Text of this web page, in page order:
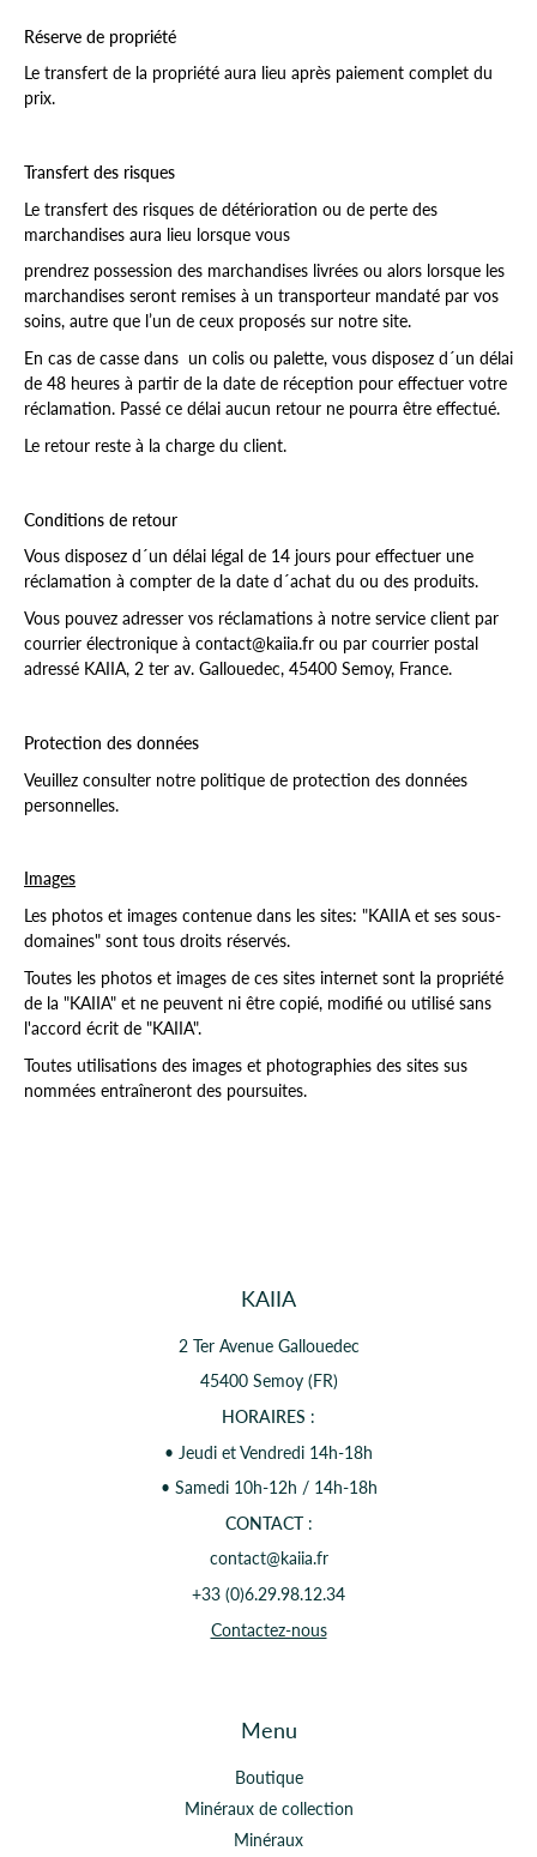
Réserve de propriété
Le transfert de la propriété aura lieu après paiement complet du
prix.
Transfert des risques
Le transfert des risques de détérioration ou de perte des
marchandises aura lieu lorsque vous
prendrez possession des marchandises livrées ou alors lorsque les
marchandises seront remises à un transporteur mandaté par vos
soins, autre que l’un de ceux proposés sur notre site.
En cas de casse dans un colis ou palette, vous disposez d´un délai
de 48 heures à partir de la date de réception pour effectuer votre
réclamation. Passé ce délai aucun retour ne pourra être effectué.
Le retour reste à la charge du client.
Conditions de retour
Vous disposez d´un délai légal de 14 jours pour effectuer une
réclamation à compter de la date d´achat du ou des produits.
Vous pouvez adresser vos réclamations à notre service client par
courrier électronique à contact@kaiia.fr ou par courrier postal
adressé KAIIA, 2 ter av. Gallouedec, 45400 Semoy, France.
Protection des données
Veuillez consulter notre politique de protection des données
personnelles.
Images
Les photos et images contenue dans les sites: "KAIIA et ses sous-
domaines" sont tous droits réservés.
Toutes les photos et images de ces sites internet sont la propriété
de la "KAIIA" et ne peuvent ni être copié, modifié ou utilisé sans
l'accord écrit de "KAIIA".
Toutes utilisations des images et photographies des sites sus
nommées entraîneront des poursuites.
KAIIA
2 Ter Avenue Gallouedec
45400 Semoy (FR)
HORAIRES :
• Jeudi et Vendredi 14h-18h
• Samedi 10h-12h / 14h-18h
CONTACT:
contact@kaiia.fr
+33 (0)6.29.98.12.34
Contactez-nous
Menu
Boutique
Minéraux de collection
Minéraux